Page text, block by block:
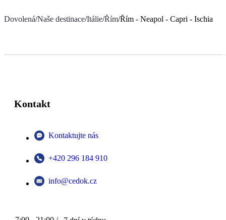
Dovolená/Naše destinace/Itálie/Řím/Řím - Neapol - Capri - Ischia
Kontakt
Kontaktujte nás
+420 296 184 910
info@cedok.cz